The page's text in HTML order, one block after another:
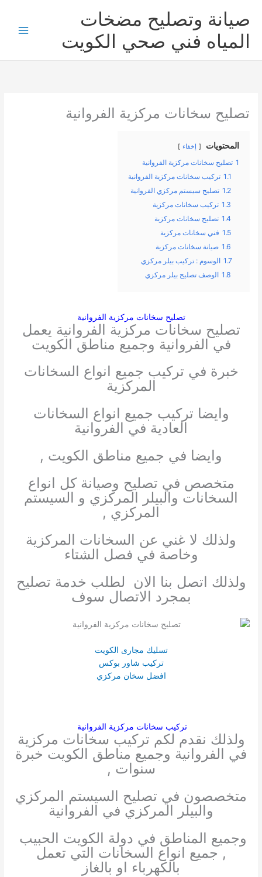
المحتوى
صيانة وتصليح مضخات
المياه فني صحي الكويت
تصليح سخانات مركزية الفروانية
المحتويات إخفاء
1 تصليح سخانات مركزية الفروانية
1.1 تركيب سخانات مركزية الفروانية
1.2 تصليح سيستم مركزي الفروانية
1.3 تركيب سخانات مركزية
1.4 تصليح سخانات مركزية
1.5 فني سخانات مركزية
1.6 صيانة سخانات مركزية
1.7 الوسوم : تركيب بيلر مركزي
1.8 الوصف تصليح بيلر مركزي
تصليح سخانات مركزية الفروانية
تصليح سخانات مركزية الفروانية يعمل
في الفروانية وجميع مناطق الكويت
خبرة في تركيب جميع انواع السخانات
المركزية
وايضا تركيب جميع انواع السخانات
العادية في الفروانية
وايضا في جميع مناطق الكويت ,
متخصص في تصليح وصيانة كل انواع
السخانات والبيلر المركزي و السيستم
المركزي ,
ولذلك لا غني عن السخانات المركزية
وخاصة في فصل الشتاء
ولذلك اتصل بنا الان لطلب خدمة تصليح
بمجرد الاتصال سوف
تسليك مجارى الكويت
تركيب شاور بوكس
افضل سخان مركزي
تركيب سخانات مركزية الفروانية
ولذلك نقدم لكم تركيب سخانات مركزية
في الفروانية وجميع مناطق الكويت خبرة
سنوات ,
متخصصون في تصليح السيستم المركزي
والبيلر المركزي في الفروانية
وجميع المناطق في دولة الكويت الحبيب
, جميع انواع السخانات التي تعمل
بالكهرباء او بالغاز